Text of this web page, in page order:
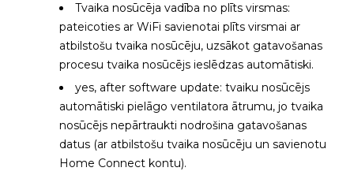
Tvaika nosūcēja vadība no plīts virsmas:
pateicoties ar WiFi savienotai plīts virsmai ar
atbilstošu tvaika nosūcēju, uzsākot gatavošanas
procesu tvaika nosūcējs ieslēdzas automātiski.
yes, after software update: tvaiku nosūcējs
automātiski pielāgo ventilatora ātrumu, jo tvaika
nosūcējs nepārtraukti nodrošina gatavošanas
datus (ar atbilstošu tvaika nosūcēju un savienotu
Home Connect kontu).